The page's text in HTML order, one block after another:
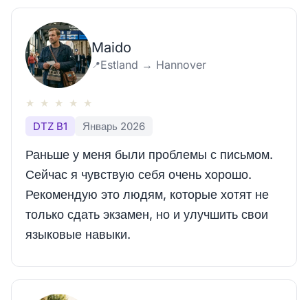
Maido
📍Estland → Hannover
★ ★ ★ ★ ★
DTZ B1
Январь 2026
Раньше у меня были проблемы с письмом.
Сейчас я чувствую себя очень хорошо.
Рекомендую это людям, которые хотят не
только сдать экзамен, но и улучшить свои
языковые навыки.